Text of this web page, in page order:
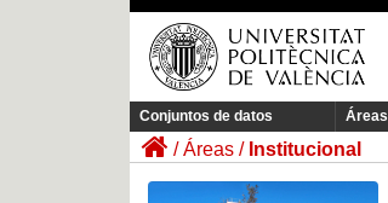
Conjuntos de datos Áreas
Áreas Institucional